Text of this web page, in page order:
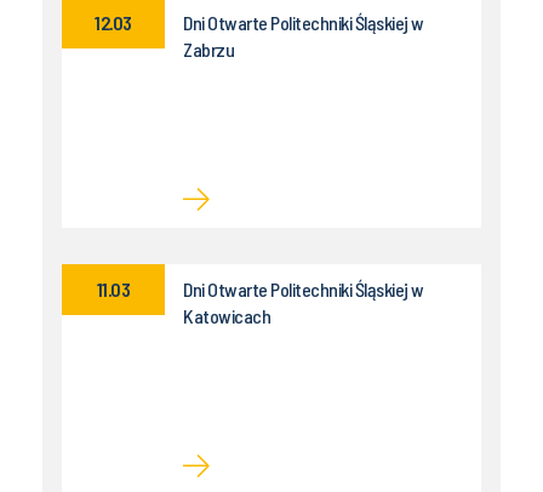
Dni Otwarte Politechniki Śląskiej w
Zabrzu
12.03
Dni Otwarte Politechniki Śląskiej w
Katowicach
11.03